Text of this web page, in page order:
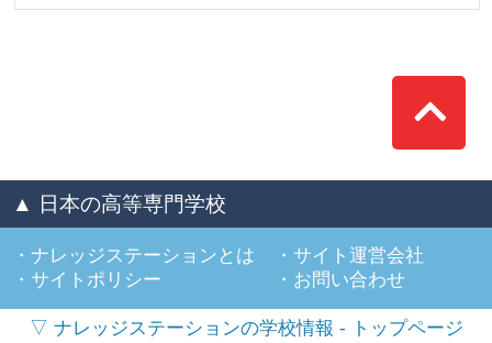
Top
▲ 日本の高等専門学校
ナレッジステーションとは
サイトポリシー
サイト運営会社
お問い合わせ
▽ ナレッジステーションの学校情報 - トップページ